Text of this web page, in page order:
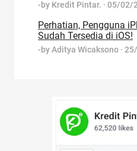
-by Kredit Pintar. · 05/02/
Perhatian, Pengguna
Sudah Tersedia di iOS!
-byAditya Wicaksono ·